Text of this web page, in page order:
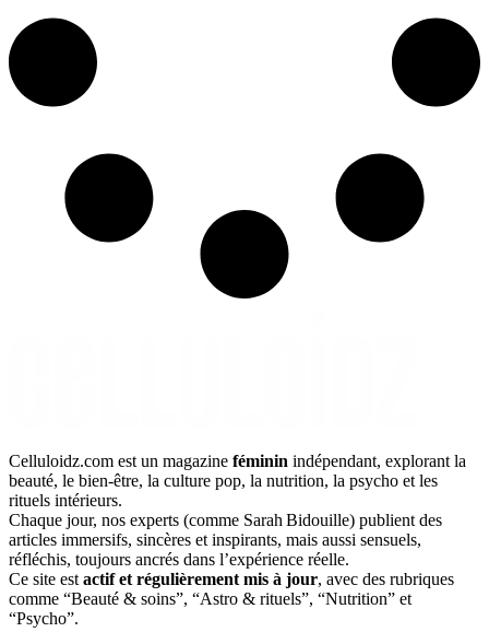
Celluloidz.com est un magazine féminin indépendant, explorant la
beauté, le bien‑être, la culture pop, la nutrition, la psycho et les
rituels intérieurs.
Chaque jour, nos experts (comme Sarah Bidouille) publient des
articles immersifs, sincères et inspirants, mais aussi sensuels,
réfléchis, toujours ancrés dans l’expérience réelle.
Ce site est actif et régulièrement mis à jour, avec des rubriques
comme “Beauté & soins”, “Astro & rituels”, “Nutrition” et
“Psycho”.